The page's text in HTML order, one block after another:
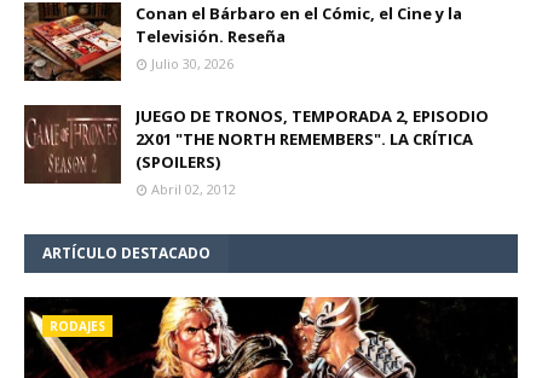
Conan el Bárbaro en el Cómic, el Cine y la
Televisión. Reseña
Julio 30, 2026
JUEGO DE TRONOS, TEMPORADA 2, EPISODIO
2X01 "THE NORTH REMEMBERS". LA CRÍTICA
(SPOILERS)
Abril 02, 2012
ARTÍCULO DESTACADO
RODAJES